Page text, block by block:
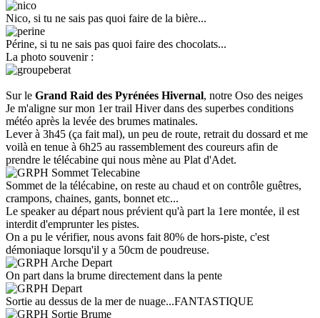
Nico, si tu ne sais pas quoi faire de la bière...
Périne, si tu ne sais pas quoi faire des chocolats...
La photo souvenir :
Sur le Grand Raid des Pyrénées Hivernal, notre Oso des neiges
Je m'aligne sur mon 1er trail Hiver dans des superbes conditions
météo après la levée des brumes matinales.
Lever à 3h45 (ça fait mal), un peu de route, retrait du dossard et me
voilà en tenue à 6h25 au rassemblement des coureurs afin de
prendre le télécabine qui nous mène au Plat d'Adet.
Sommet de la télécabine, on reste au chaud et on contrôle guêtres,
crampons, chaines, gants, bonnet etc...
Le speaker au départ nous prévient qu'à part la 1ere montée, il est
interdit d'emprunter les pistes.
On a pu le vérifier, nous avons fait 80% de hors-piste, c'est
démoniaque lorsqu'il y a 50cm de poudreuse.
On part dans la brume directement dans la pente
Sortie au dessus de la mer de nuage...FANTASTIQUE